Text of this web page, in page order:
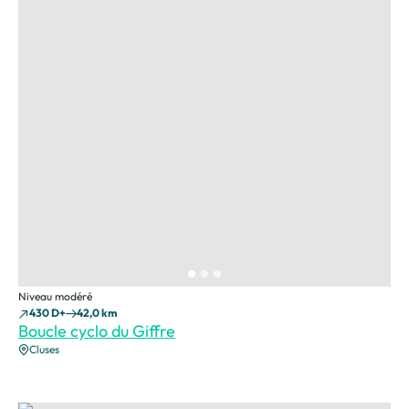
Boucle cyclo du Giffre
Niveau modéré
Cluses
430 D+ 42,0 km